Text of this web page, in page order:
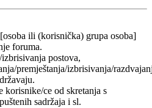
ili (korisnička) grupa osoba]
foruma.
postova,
premještanja/izbrisivanja/
korisnike/ce od skretanja s
sadržaja i sl.